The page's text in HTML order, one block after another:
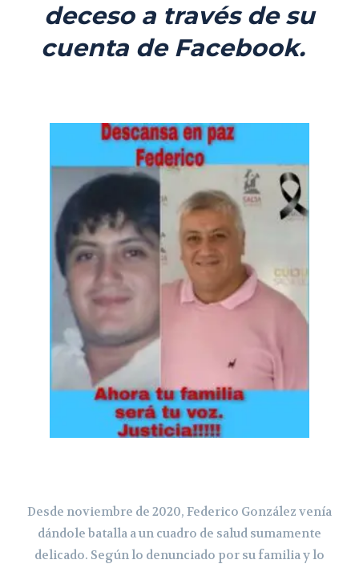
deceso a través de su
cuenta de Facebook.
Desde noviembre de 2020, Federico González venía
dándole batalla a un cuadro de salud sumamente
delicado. Según lo denunciado por su familia y lo